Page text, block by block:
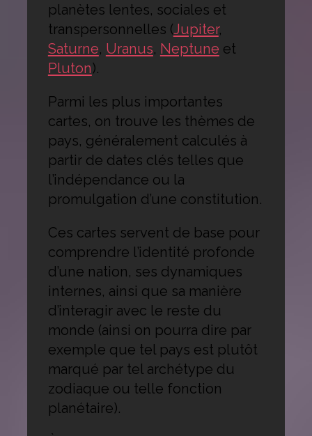
planètes lentes, sociales et
transpersonnelles (Jupiter,
Saturne, Uranus, Neptune et
Pluton).
Parmi les plus importantes
cartes, on trouve les thèmes de
pays, généralement calculés à
partir de dates clés telles que
l’indépendance ou la
promulgation d’une constitution.
Ces cartes servent de base pour
comprendre l’identité profonde
d’une nation, ses dynamiques
internes, ainsi que sa manière
d’interagir avec le reste du
monde (ainsi on pourra dire par
exemple que tel pays est plutôt
marqué par tel archétype du
zodiaque ou telle fonction
planétaire).